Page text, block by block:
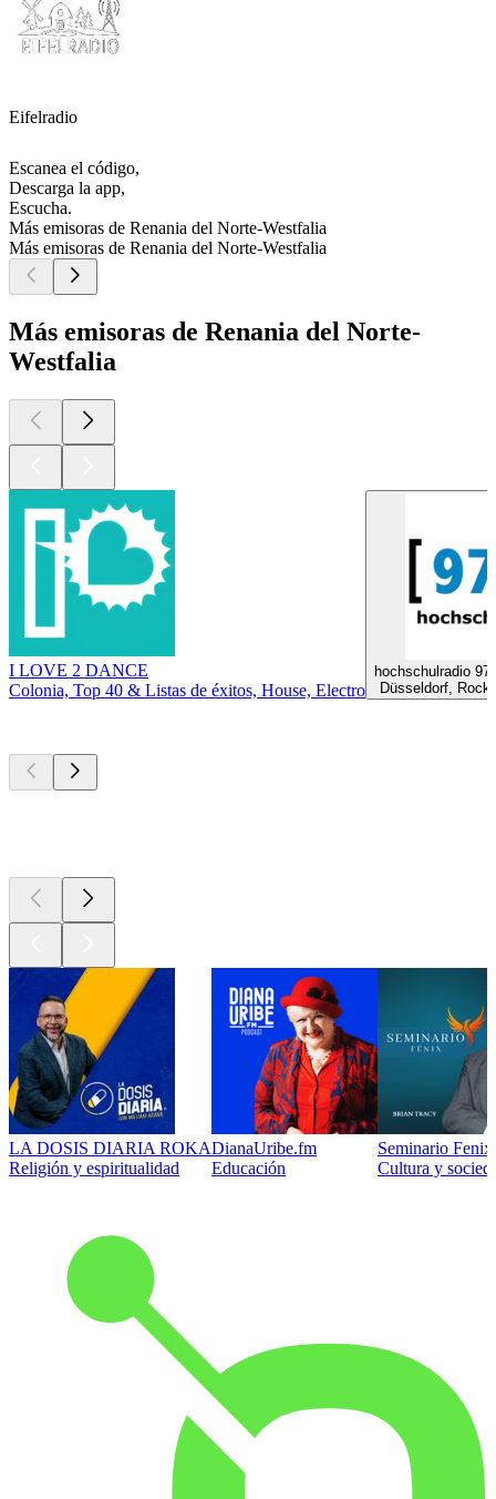
Eifelradio
Escanea el código,
Descarga la app,
Escucha.
Más emisoras de Renania del Norte-Westfalia
Más emisoras de Renania del Norte-Westfalia
Más emisoras de Renania del Norte-
Westfalia
I LOVE 2 DANCE
Colonia, Top 40 & Listas de éxitos, House, Electro
hochschulradio
Düsseldorf,
LA DOSIS DIARIA ROKA
Religión y espiritualidad
DianaUribe.fm
Educación
Seminario
Cultura y